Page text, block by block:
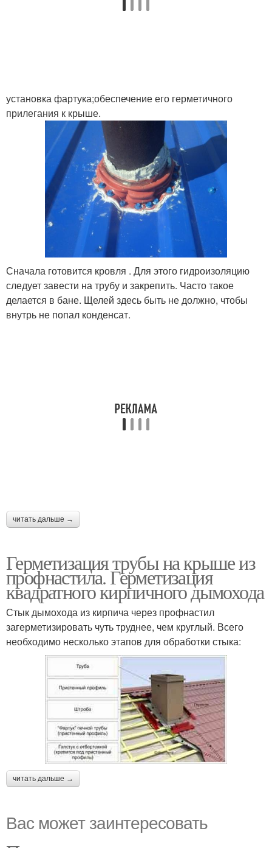
установка фартука;обеспечение его герметичного
прилегания к крыше.
Сначала готовится кровля . Для этого гидроизоляцию
следует завести на трубу и закрепить. Часто такое
делается в бане. Щелей здесь быть не должно, чтобы
внутрь не попал конденсат.
читать дальше →
Герметизация трубы на крыше из
профнастила. Герметизация
квадратного кирпичного дымохода
Стык дымохода из кирпича через профнастил
загерметизировать чуть труднее, чем круглый. Всего
необходимо несколько этапов для обработки стыка:
читать дальше →
Вас может заинтересовать